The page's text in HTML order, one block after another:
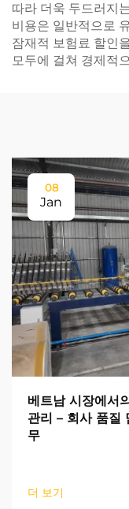
따라 더욱 두드러지
비용은 일반적으로
잠재적 보험료 할인
모두에 걸쳐 경제적
08
Jan
베트남 시장에서
관리 – 회사 품질
무
더 보기